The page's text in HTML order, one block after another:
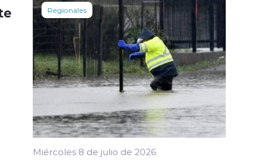
Regionales
Miércoles 8 de julio de 2026